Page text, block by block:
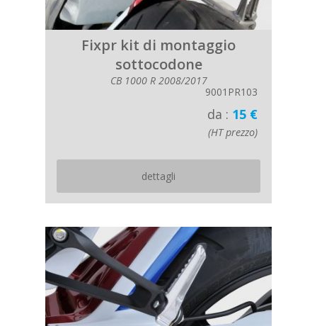
Fixpr kit di montaggio
sottocodone
CB 1000 R 2008/2017
9001PR103
da : 15 €
(HT prezzo)
dettagli